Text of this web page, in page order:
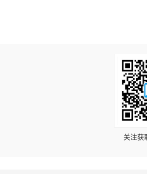
关注获